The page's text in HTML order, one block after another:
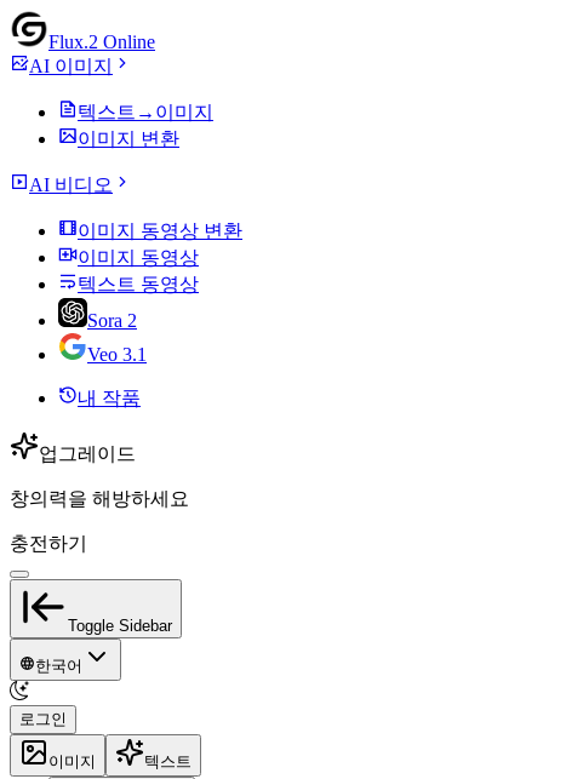
Flux.2 Online
AI 이미지
텍스트→이미지
이미지 변환
AI 비디오
이미지 동영상 변환
이미지 동영상
텍스트 동영상
Sora 2
Veo 3.1
내 작품
업그레이드
창의력을 해방하세요
충전하기
Toggle Sidebar
한국어
로그인
이미지 텍스트